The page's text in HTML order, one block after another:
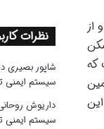
از
که
نظرات
شاپور بصیری
سیستم ایمنی
داریوش
سیستم ایمنی